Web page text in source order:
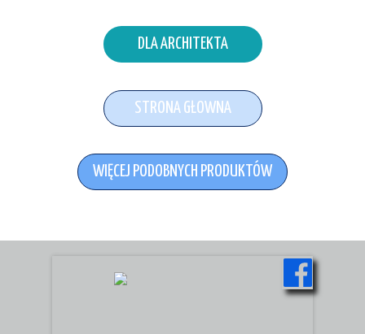
WIĘCEJ PODOBNYCH PRODUKTÓW
STRONA GŁOWNA
DLA ARCHITEKTA